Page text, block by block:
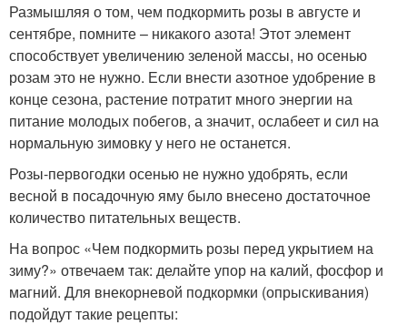
Размышляя о том, чем подкормить розы в августе и
сентябре, помните – никакого азота! Этот элемент
способствует увеличению зеленой массы, но осенью
розам это не нужно. Если внести азотное удобрение в
конце сезона, растение потратит много энергии на
питание молодых побегов, а значит, ослабеет и сил на
нормальную зимовку у него не останется.
Розы-первогодки осенью не нужно удобрять, если
весной в посадочную яму было внесено достаточное
количество питательных веществ.
На вопрос «Чем подкормить розы перед укрытием на
зиму?» отвечаем так: делайте упор на калий, фосфор и
магний. Для внекорневой подкормки (опрыскивания)
подойдут такие рецепты: